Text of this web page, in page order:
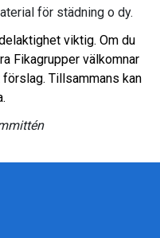
för städning o dy.
viktig. Om du
Fikagrupper välkomnar
Tillsammans kan